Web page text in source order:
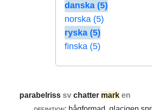
danska (5)
norska (5)
ryska (5)
finska (5)
parabelrisssvchatter mark en